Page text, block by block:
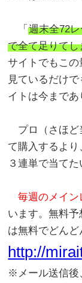
「週末全72
で全て足りて
サイトでもこ
見ているだけ
イトは今まであ
プロ（さほど
て購入するよ
３連単で当てた
毎週のメイ
います。無料
は無料でどん
http://
※メール送信後